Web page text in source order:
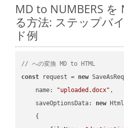
MD to NUMBERS を
る方法: ステップバ
ド例
// への変換 MD to HTML
const request = new
name: "uploaded.docx" ,
saveOptionsData: new
    {